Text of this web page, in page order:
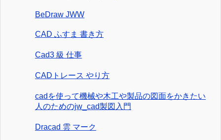
BeDraw JWW
CAD ふすま 書き方
Cad3 級 仕事
CADトレース やり方
cadを使って機械や木工や製品の図面をかきたい
人のためのjw_cad製図入門
Dracad 雲 マーク